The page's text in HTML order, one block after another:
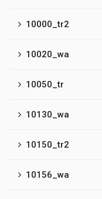
10000_tr2
10020_wa
10050_tr
10130_wa
10150_tr2
10156_wa